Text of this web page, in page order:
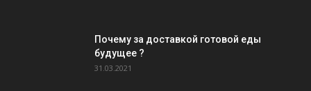
Почему за доставкой готовой еды
будущее ?
31.03.2021